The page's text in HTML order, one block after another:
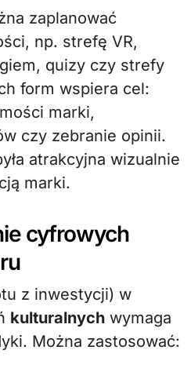
zaplanować
np. strefę VR,
quizy czy strefy
form wspiera cel:
marki,
czy zebranie opinii.
atrakcyjna wizualnie
marki.
cyfrowych
z inwestycji) w
kulturalnych wymaga
Można zastosować: